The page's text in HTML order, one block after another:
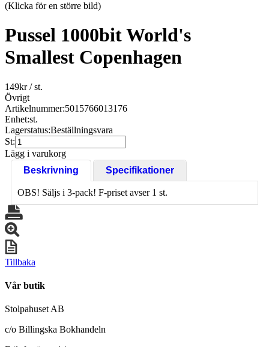
(Klicka för en större bild)
Pussel 1000bit World's
Smallest Copenhagen
149kr/ st.
Övrigt
Artikelnummer:5015766013176
Enhet:st.
Lagerstatus:Beställningsvara
St:
Lägg i varukorg
Beskrivning
Specifikationer
OBS! Säljs i 3-pack! F-priset avser 1 st.
Tillbaka
Vår butik
Stolpahuset AB
c/o Billingska Bokhandeln